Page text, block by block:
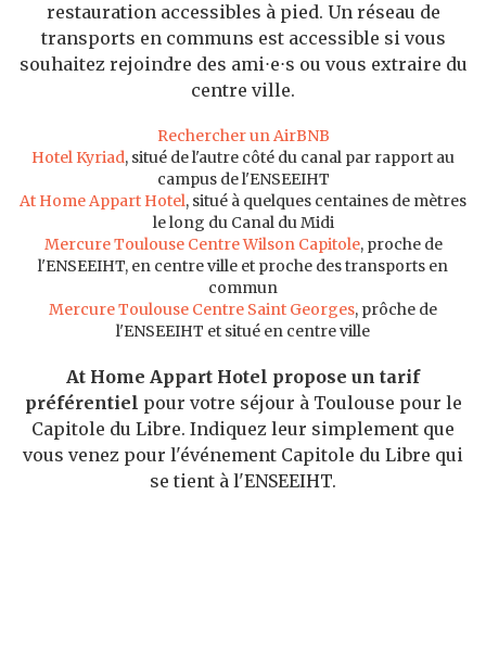
restauration accessibles à pied. Un réseau de
transports en communs est accessible si vous
souhaitez rejoindre des ami⋅e⋅s ou vous extraire du
centre ville.
Rechercher un AirBNB
Hotel Kyriad, situé de l'autre côté du canal par rapport au
campus de l'ENSEEIHT
At Home Appart Hotel, situé à quelques centaines de mètres
le long du Canal du Midi
Mercure Toulouse Centre Wilson Capitole, proche de
l'ENSEEIHT, en centre ville et proche des transports en
commun
Mercure Toulouse Centre Saint Georges, prôche de
l'ENSEEIHT et situé en centre ville
At Home Appart Hotel propose un tarif
préférentiel pour votre séjour à Toulouse pour le
Capitole du Libre. Indiquez leur simplement que
vous venez pour l'événement Capitole du Libre qui
se tient à l'ENSEEIHT.